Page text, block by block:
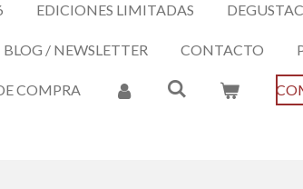
EDICIONES LIMITADAS
BLOG / NEWSLETTER CONTACTO
COMPRA